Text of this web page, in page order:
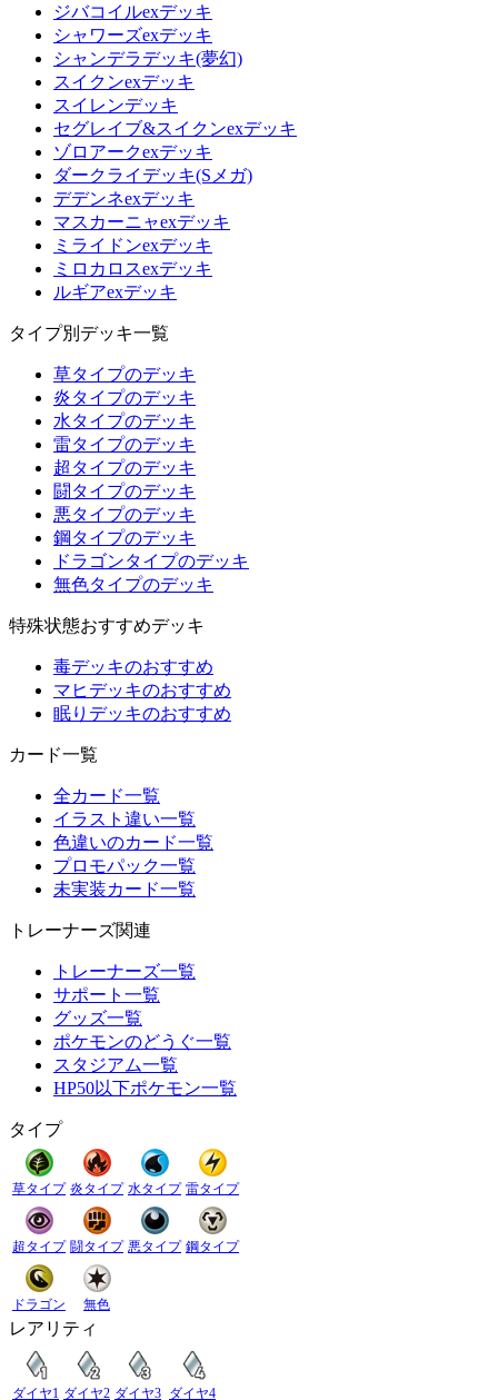
ジバコイルexデッキ
シャワーズexデッキ
シャンデラデッキ(夢幻)
スイクンexデッキ
スイレンデッキ
セグレイブ&スイクンexデッキ
ゾロアークexデッキ
ダークライデッキ(Sメガ)
デデンネexデッキ
マスカーニャexデッキ
ミライドンexデッキ
ミロカロスexデッキ
ルギアexデッキ
タイプ別デッキ一覧
草タイプのデッキ
炎タイプのデッキ
水タイプのデッキ
雷タイプのデッキ
超タイプのデッキ
闘タイプのデッキ
悪タイプのデッキ
鋼タイプのデッキ
ドラゴンタイプのデッキ
無色タイプのデッキ
特殊状態おすすめデッキ
毒デッキのおすすめ
マヒデッキのおすすめ
眠りデッキのおすすめ
カード一覧
全カード一覧
イラスト違い一覧
色違いのカード一覧
プロモパック一覧
未実装カード一覧
トレーナーズ関連
トレーナーズ一覧
サポート一覧
グッズ一覧
ポケモンのどうぐ一覧
スタジアム一覧
HP50以下ポケモン一覧
タイプ
草タイプ 炎タイプ 水タイプ 雷タイプ
超タイプ 闘タイプ 悪タイプ 鋼タイプ
ドラゴン 無色
レアリティ
ダイヤ1 ダイヤ2 ダイヤ3 ダイヤ4